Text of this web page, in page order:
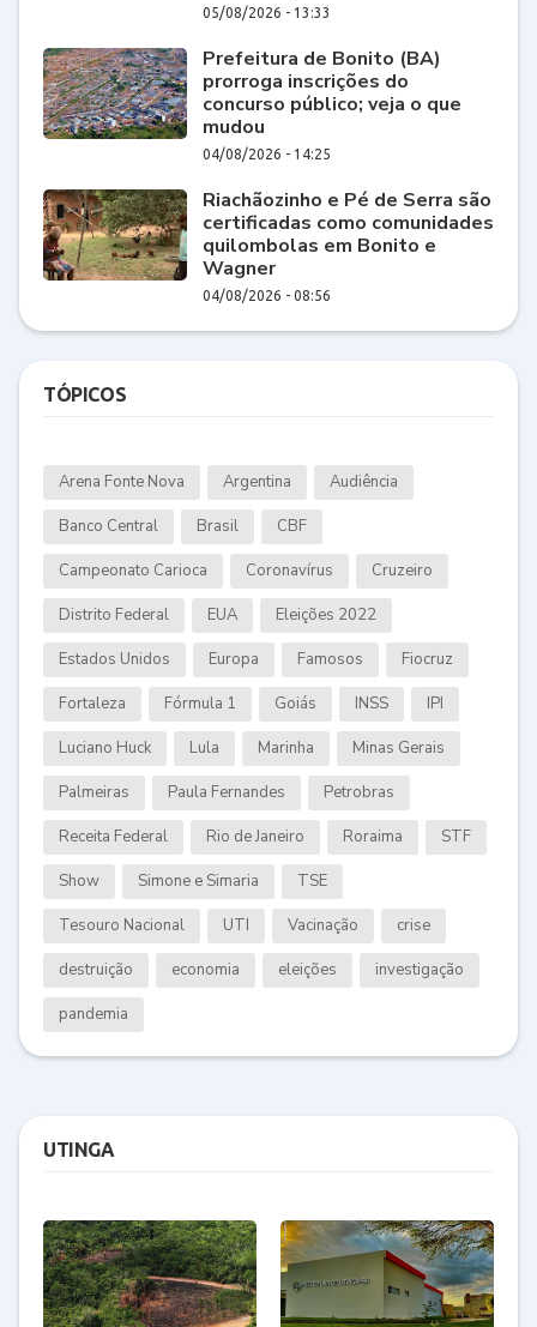
05/08/2026 - 13:33
Prefeitura de Bonito (BA)
prorroga inscrições do
concurso público; veja o que
mudou
04/08/2026 - 14:25
Riachãozinho e Pé de Serra são
certificadas como comunidades
quilombolas em Bonito e
Wagner
04/08/2026 - 08:56
TÓPICOS
Arena Fonte Nova Argentina Audiência
Banco Central Brasil CBF
Campeonato Carioca Coronavírus Cruzeiro
Distrito Federal EUA Eleições 2022
Estados Unidos Europa Famosos Fiocruz
Fortaleza Fórmula 1 Goiás INSS IPI
Luciano Huck Lula Marinha Minas Gerais
Palmeiras Paula Fernandes Petrobras
Receita Federal Rio de Janeiro Roraima STF
Show Simone e Simaria TSE
Tesouro Nacional UTI Vacinação crise
destruição economia eleições investigação
pandemia
UTINGA